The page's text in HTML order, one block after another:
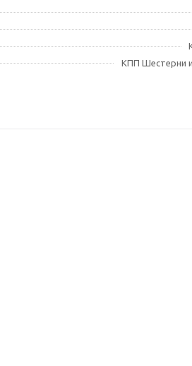
КПП Шестерни